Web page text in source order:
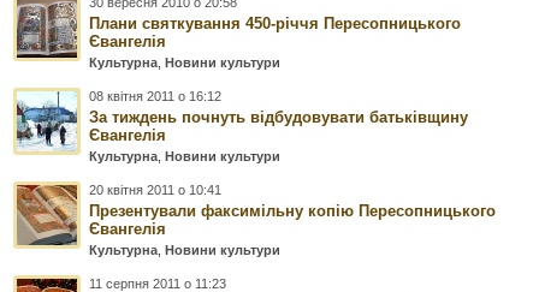
Плани святкування 450-річчя Пересопницького
Євангелія
Культурна ,Новини культури
08 квітня 2011 о 16:12
За тиждень почнуть відбудовувати батьківщину
Євангелія
Культурна ,Новини культури
20 квітня 2011 о 10:41
Презентували факсимільну копію Пересопницького
Євангелія
Культурна ,Новини культури
11 серпня 2011 о 11:23